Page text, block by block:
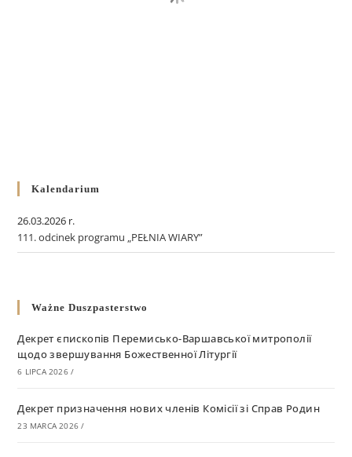
Kalendarium
26.03.2026 r.
111. odcinek programu „PEŁNIA WIARY”
Ważne Duszpasterstwo
Декрет єпископів Перемисько-Варшавської митрополії
щодо звершування Божественної Літургії
6 LIPCA 2026 /
Декрет призначення нових членів Комісії зі Справ Родин
23 MARCA 2026 /